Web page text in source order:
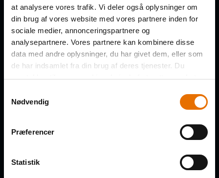
at analysere vores trafik. Vi deler også oplysninger om
din brug af vores website med vores partnere inden for
sociale medier, annonceringspartnere og
analysepartnere. Vores partnere kan kombinere disse
data med andre oplysninger, du har givet dem, eller som
de har indsamlet fra din brug af deres tjenester. Du
samtykker til vores cookies, hvis du fortsætter med at
Nødvendig
Præferencer
Statistik
FORNAVN
EFTERNAVN